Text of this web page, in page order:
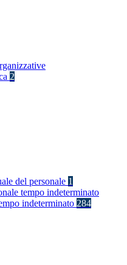
2
del personale 1
tempo indeterminato
indeterminato 284